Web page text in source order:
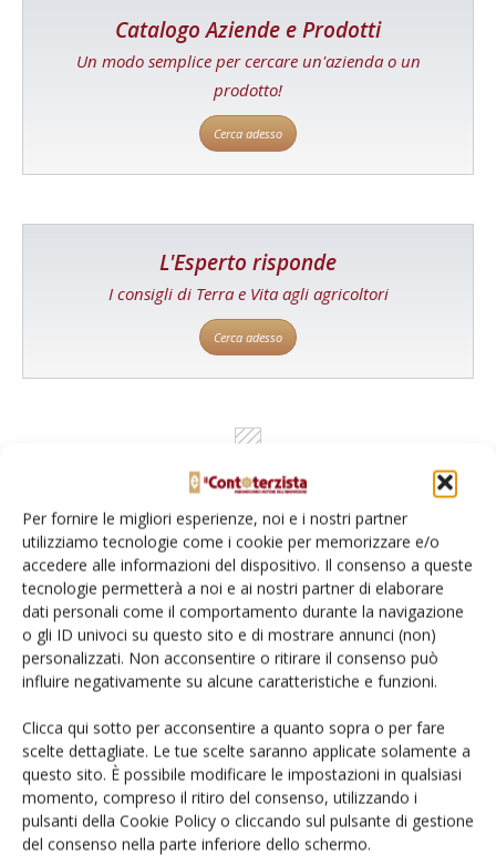
Per fornire le migliori esperienze, noi e i nostri partner
utilizziamo tecnologie come i cookie per memorizzare e/o
accedere alle informazioni del dispositivo. Il consenso a queste
tecnologie permetterà a noi e ai nostri partner di elaborare
dati personali come il comportamento durante la navigazione
o gli ID univoci su questo sito e di mostrare annunci (non)
personalizzati. Non acconsentire o ritirare il consenso può
influire negativamente su alcune caratteristiche e funzioni.
Clicca qui sotto per acconsentire a quanto sopra o per fare
scelte dettagliate. Le tue scelte saranno applicate solamente a
questo sito. È possibile modificare le impostazioni in qualsiasi
momento, compreso il ritiro del consenso, utilizzando i
pulsanti della Cookie Policy o cliccando sul pulsante di gestione
del consenso nella parte inferiore dello schermo.
Catalogo Aziende e Prodotti
Un modo semplice per cercare un'azienda o un
prodotto!
Cerca adesso
L'Esperto risponde
I consigli di Terra e Vita agli agricoltori
Cerca adesso
Rimani aggiornato sul mondo
dell’agricoltura
Iscriviti alle nostre newsletter